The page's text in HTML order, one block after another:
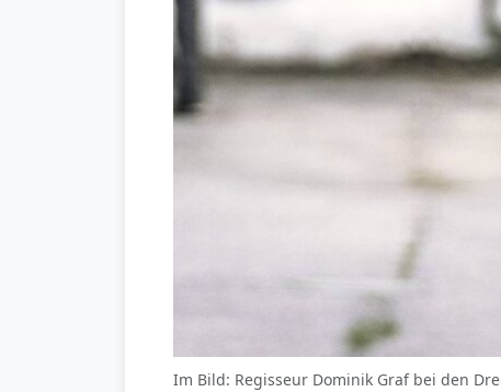
Im Bild: Regisseur Dominik Graf bei den